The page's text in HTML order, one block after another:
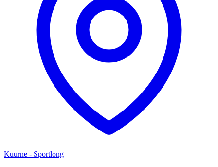
Kuurne - Sportlong